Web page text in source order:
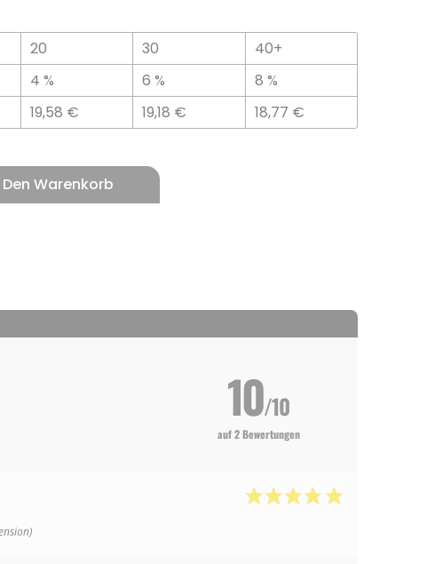
20
4 %
19,58 €
30
6 %
19,18 €
40+
8 %
18,77 €
Den Warenkorb
10/10
auf 2 Bewertungen